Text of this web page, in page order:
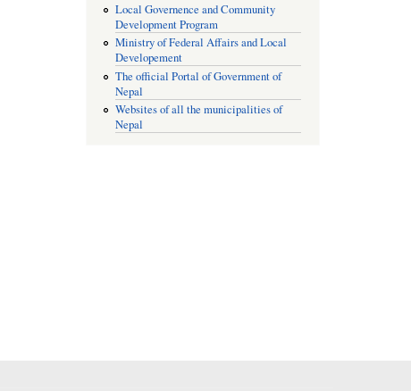
Local Governence and Community
Development Program
Ministry of Federal Affairs and Local
Developement
The official Portal of Government of
Nepal
Websites of all the municipalities of
Nepal